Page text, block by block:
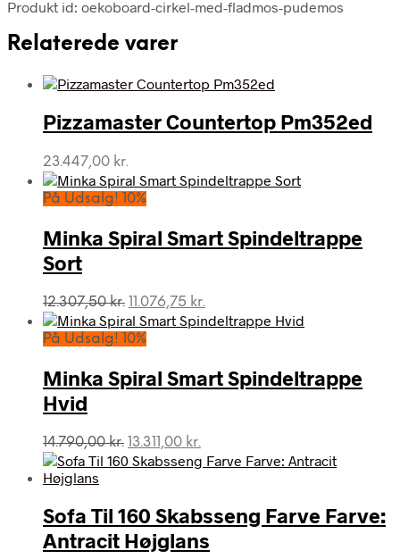
Produkt id: oekoboard-cirkel-med-fladmos-pudemos
Relaterede varer
Pizzamaster Countertop Pm352ed
23.447,00 kr.
På Udsalg! 10%
Minka Spiral Smart Spindeltrappe
Sort
12.307,50kr. Den
oprindelige
pris
12.307,50 kr..
11.076,75 kr.
aktuelle
11.076,75 kr..
På Udsalg! 10%
Minka Spiral Smart Spindeltrappe
Hvid
14.790,00kr. Den
oprindelige
14.790,00 kr..
13.311,00 kr.
aktuelle
13.311,00 kr..
Sofa Til 160 Skabsseng Farve Farve:
Antracit Højglans